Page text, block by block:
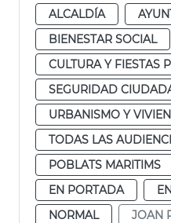
ALCALDÍA
BIENESTAR SOCIAL
CULTURA Y FIESTAS
SEGURIDAD
URBANISMO Y
TODAS LAS
POBLATS MARITIMS
EN PORTADA
NORMAL
JOAN